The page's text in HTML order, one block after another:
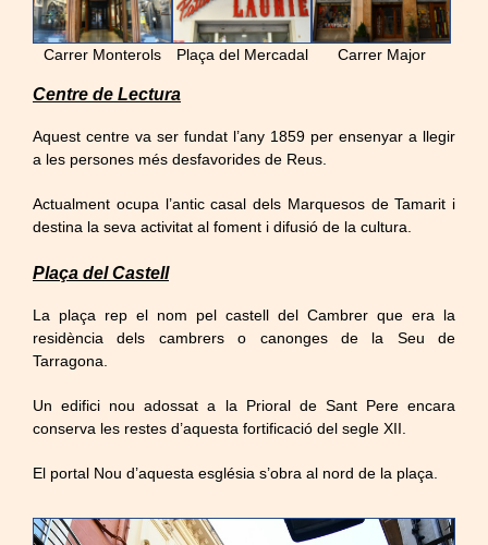
Carrer Monterols Plaça del Mercadal Carrer Major
Centre de Lectura
Aquest centre va ser fundat l’any 1859 per ensenyar a llegir
a les persones més desfavorides de Reus.
Actualment ocupa l’antic casal dels Marquesos de Tamarit i
destina la seva activitat al foment i difusió de la cultura.
Plaça del Castell
La plaça rep el nom pel castell del Cambrer que era la
residència dels cambrers o canonges de la Seu de
Tarragona.
Un edifici nou adossat a la Prioral de Sant Pere encara
conserva les restes d’aquesta fortificació del segle XII.
El portal Nou d’aquesta església s’obra al nord de la plaça.